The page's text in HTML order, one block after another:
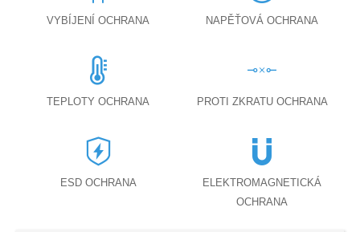
VYBÍJENÍ OCHRANA NAPĚŤOVÁ OCHRANA
TEPLOTY OCHRANA PROTI ZKRATU OCHRANA
ESD OCHRANA
ELEKTROMAGNETICKÁ
OCHRANA